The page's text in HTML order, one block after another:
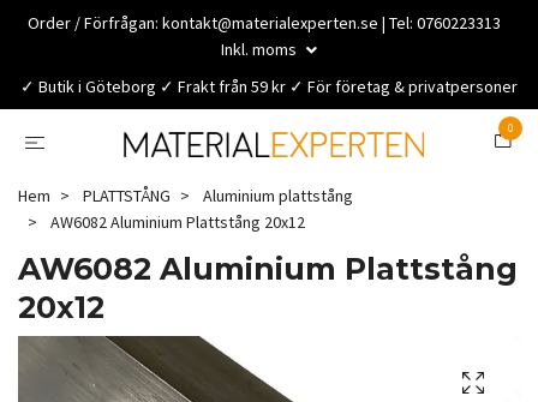
Order / Förfrågan: kontakt@materialexperten.se | Tel: 0760223313
Inkl. moms
✓ Butik i Göteborg ✓ Frakt från 59 kr ✓ För företag & privatpersoner
0
Hem PLATTSTÅNG
Aluminium plattstång
AW6082 Aluminium Plattstång 20x12
AW6082 Aluminium Plattstång
20x12